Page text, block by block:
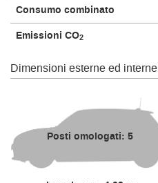
Consumo combinato
Emissioni CO2
Dimensioni esterne ed interne
Posti omologati: 5